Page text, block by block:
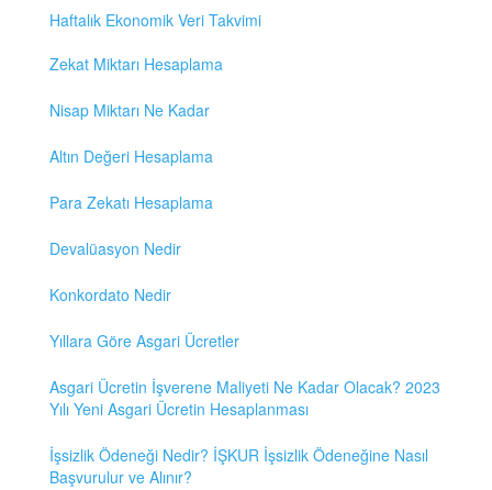
Haftalık Ekonomik Veri Takvimi
Zekat Miktarı Hesaplama
Nisap Miktarı Ne Kadar
Altın Değeri Hesaplama
Para Zekatı Hesaplama
Devalüasyon Nedir
Konkordato Nedir
Yıllara Göre Asgari Ücretler
Asgari Ücretin İşverene Maliyeti Ne Kadar Olacak? 2023
Yılı Yeni Asgari Ücretin Hesaplanması
İşsizlik Ödeneği Nedir? İŞKUR İşsizlik Ödeneğine Nasıl
Başvurulur ve Alınır?